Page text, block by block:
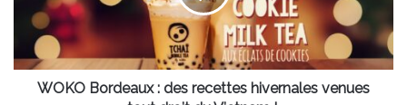
venues
tout
droit
du
Vietnam !
WOKO Bordeaux : des recettes hivernales venues